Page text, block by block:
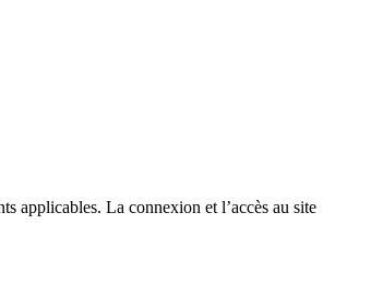
applicables. La connexion et l’accès au site